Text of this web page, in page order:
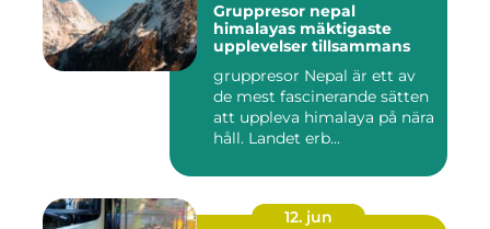
Gruppresor nepal
himalayas mäktigaste
upplevelser tillsammans
gruppresor Nepal är ett av
de mest fascinerande sätten
att uppleva himalaya på nära
håll. Landet erb...
12. jun